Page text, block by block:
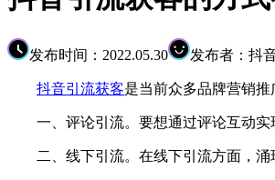
发布时间：2022.05.30 发布者：抖
抖音引流获客是当前众多品牌营销
一、评论引流。要想通过评论互动实
二、线下引流。在线下引流方面，涌